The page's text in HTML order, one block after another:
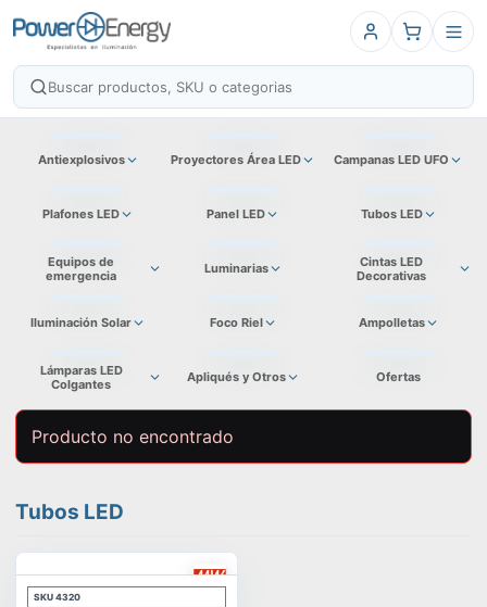
Antiexplosivos Proyectores Área LED Campanas LED UFO
Plafones LED Panel LED Tubos LED
Equipos de
emergencia
Luminarias
Cintas LED
Decorativas
Iluminación Solar Foco Riel Ampolletas
Lámparas LED
Colgantes
Apliqués y Otros Ofertas
Producto no encontrado
Tubos LED
SKU 4320